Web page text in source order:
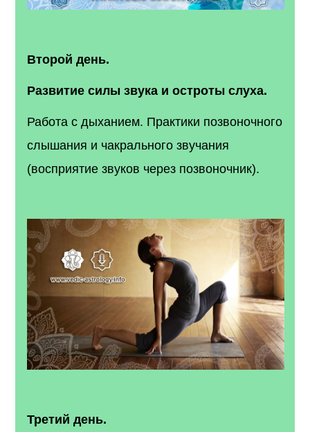
Второй день.
Развитие силы звука и остроты слуха.
Работа с дыханием. Практики позвоночного
слышания и чакрального звучания
(восприятие звуков через позвоночник).
Третий день.